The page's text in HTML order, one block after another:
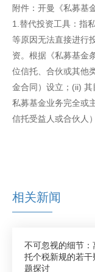
附件：开曼《私募基
1.替代投资工具：指
等原因无法直接进行
资。根据《私募基金
位信托、合伙或其他
金合同）设立；(ii)
私募基金业务完全或
信托受益人或合伙人
相关新闻
不可忽视的细节：
托个税新规的若干
题探讨